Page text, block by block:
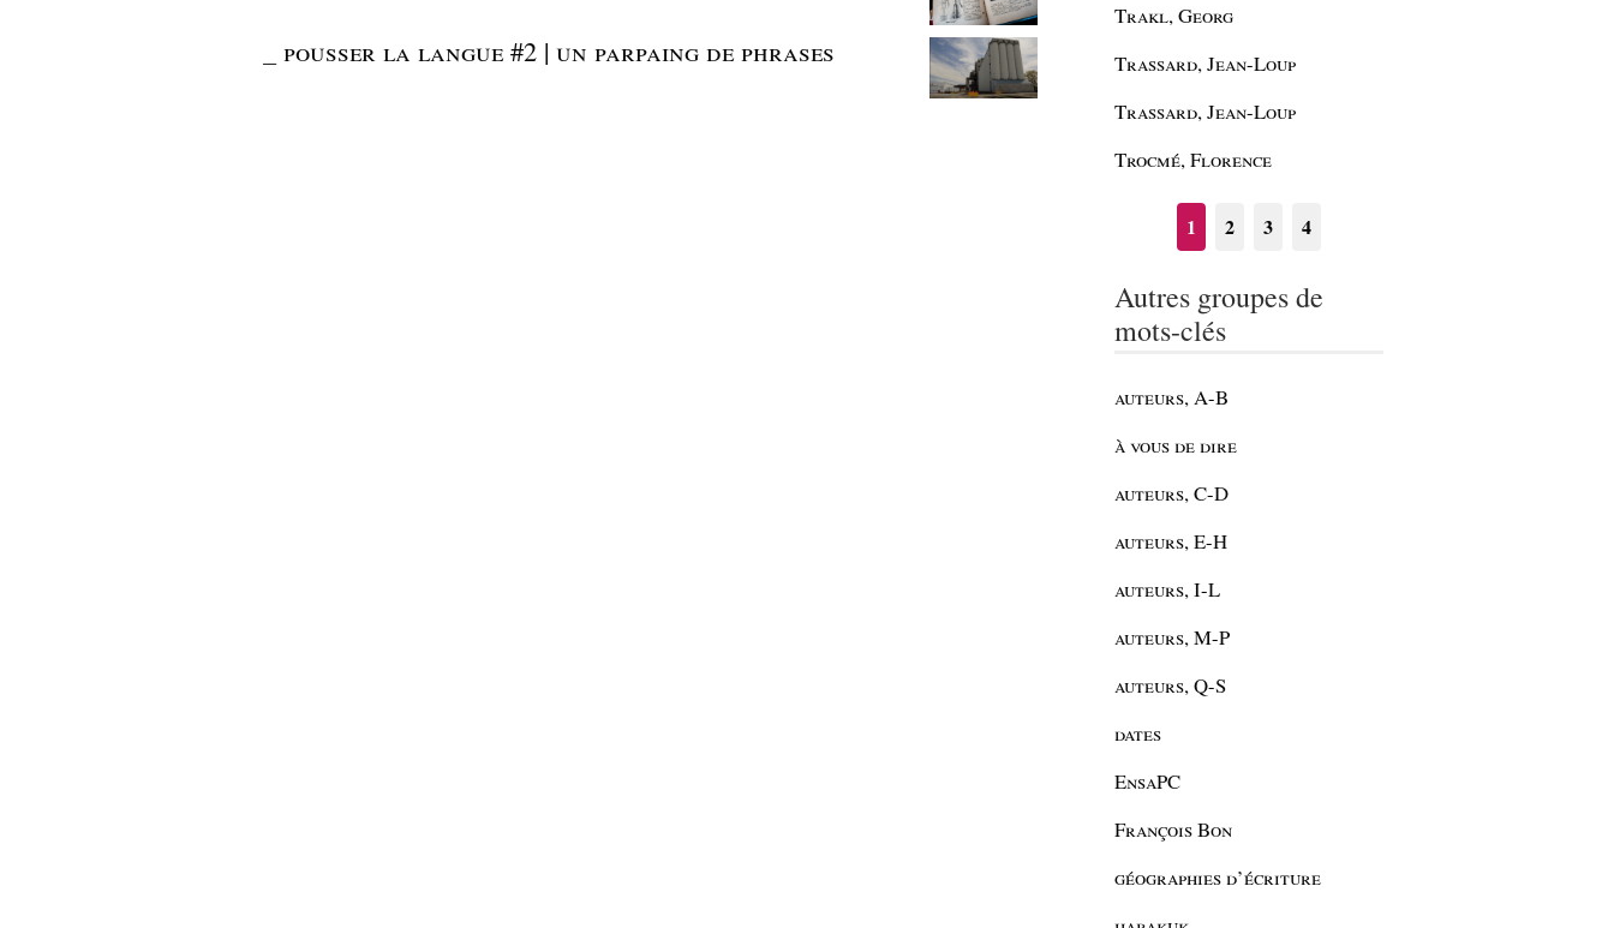
pousser la langue #2 | un parpaing de phrases
Trakl, Georg
Trassard, Jean-Loup
Trassard, Jean-Loup
Trocmé, Florence
1 2 3 4
Autres groupes de
mots-clés
auteurs, A-B
à vous de dire
auteurs, C-D
auteurs, E-H
auteurs, I-L
auteurs, M-P
auteurs, Q-S
dates
EnsaPC
François Bon
géographies d’écriture